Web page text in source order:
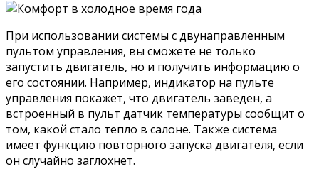
При использовании системы с двунаправленным
пультом управления, вы сможете не только
запустить двигатель, но и получить информацию о
его состоянии. Например, индикатор на пульте
управления покажет, что двигатель заведен, а
встроенный в пульт датчик температуры сообщит о
том, какой стало тепло в салоне. Также система
имеет функцию повторного запуска двигателя, если
он случайно заглохнет.